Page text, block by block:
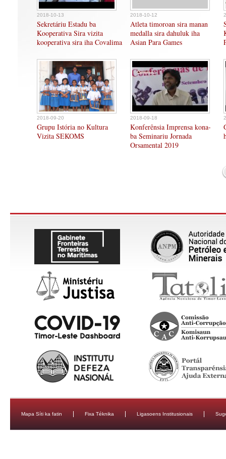
2018-10-13
Sekretáriu Estadu ba
Kooperativa Sira vizita
kooperativa sira iha Covalima
2018-10-12
Atleta timoroan sira manan
medalla sira dahuluk iha
Asian Para Games
2018-09-20
Grupu Istória no Kultura
Vizita SEKOMS
2018-09-18
Konferênsia Imprensa kona-
ba Seminariu Jornada
Orsamental 2019
Mapa Síti ka fatin Fixa Téknika Ligasoens Institusionais